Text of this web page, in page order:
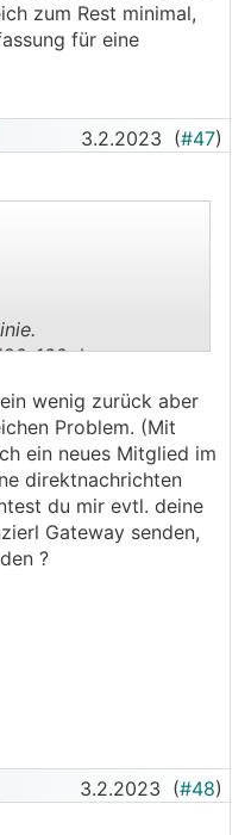
zum Rest minimal,
für eine
3.2.2023 (#47)
160ohm
Modbus device
Pull
bei kurzer Länge
zähler(oder nur
bekommst du
klemmen die
ist einer locker.
fotos. Ansonsten
selber bekommen.
und 3 sdm230 in
können die
wenig zurück aber
Problem. (Mit
ein neues Mitglied im
direktnachrichten
du mir evtl. deine
Gateway senden,
?
3.2.2023 (#48)